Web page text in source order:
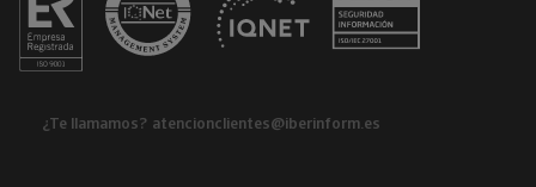
¿Te llamamos? atencionclientes@iberinform.es